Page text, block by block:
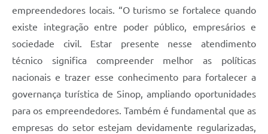
empreendedores locais. “O turismo se fortalece quando
existe integração entre poder público, empresários e
sociedade civil. Estar presente nesse atendimento
técnico significa compreender melhor as políticas
nacionais e trazer esse conhecimento para fortalecer a
governança turística de Sinop, ampliando oportunidades
para os empreendedores. Também é fundamental que as
empresas do setor estejam devidamente regularizadas,